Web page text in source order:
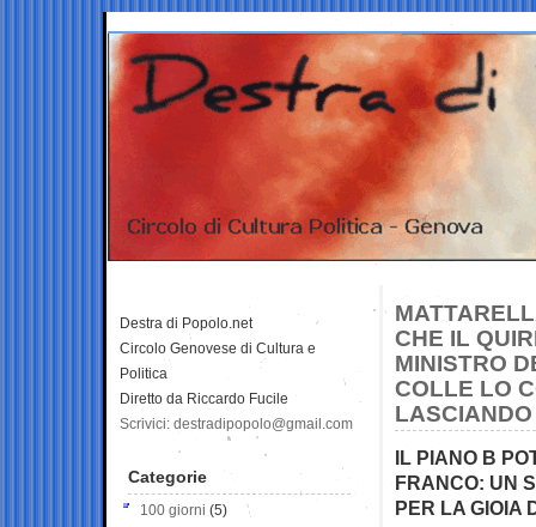
CHE IL
MINISTRO
COLLE LO
IL PIANO B
FRANCO: UN
PER LA GIOIA
Destra di Popolo.net
Circolo Genovese di Cultura e
Politica
Diretto da Riccardo Fucile
Scrivici: destradipopolo@gmail.com
Categorie
100 giorni (5)